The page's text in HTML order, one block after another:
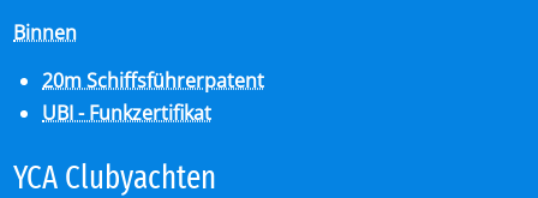
Binnen
20m Schiffsführerpatent
UBI - Funkzertifikat
YCA Club­y­ach­ten